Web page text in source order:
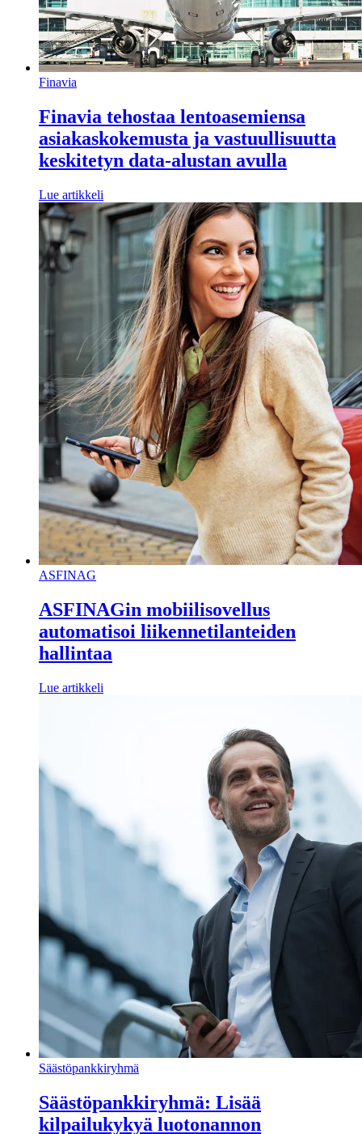
Finavia
Finavia tehostaa lentoasemiensa
asiakaskokemusta ja vastuullisuutta
keskitetyn data-alustan avulla
Lue artikkeli
ASFINAG
ASFINAGin mobiilisovellus
automatisoi liikennetilanteiden
hallintaa
Lue artikkeli
Säästöpankkiryhmä
Säästöpankkiryhmä: Lisää
kilpailukykyä luotonannon